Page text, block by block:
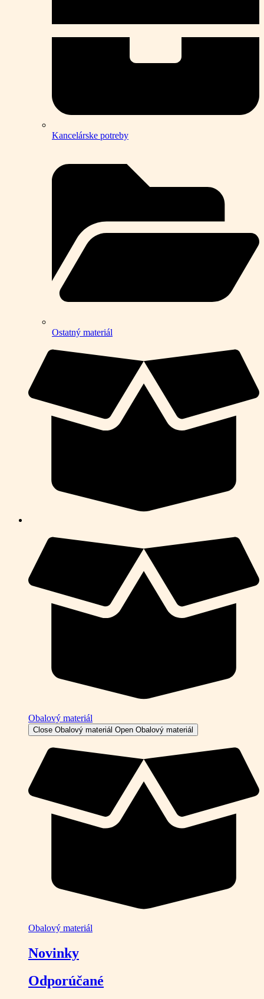
Kancelárske potreby
Ostatný materiál
Obalový materiál
Close Obalový materiál Open Obalový materiál
Obalový materiál
Novinky
Odporúčané